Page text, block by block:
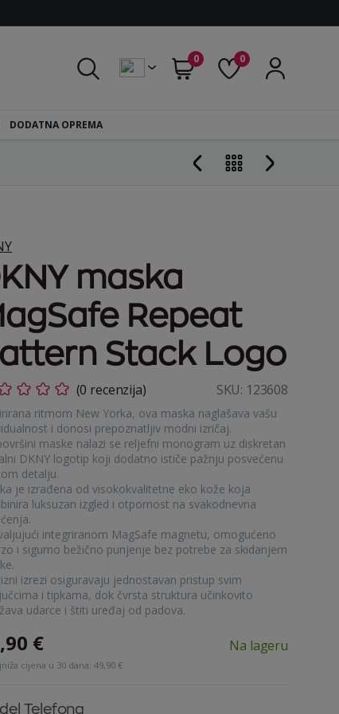
0 0
DODATNA OPREMA
maska
Repeat
Stack Logo
(0 recenzija) SKU: 123608
ritmom New Yorka, ova maska naglašava vašu
i donosi prepoznatljiv modni izričaj.
maske nalazi se reljefni monogram uz diskretan
DKNY logotip koji dodatno ističe pažnju posvećenu
detalju.
je izrađena od visokokvalitetne eko kože koja
luksuzan izgled i otpornost na svakodnevna
integriranom MagSafe magnetu, omogućeno
i sigurno bežično punjenje bez potrebe za skidanjem
izrezi osiguravaju jednostavan pristup svim
i tipkama, dok čvrsta struktura učinkovito
udarce i štiti uređaj od padova.
€
cijena u 30 dana: 49,90 €
Na lageru
Telefona